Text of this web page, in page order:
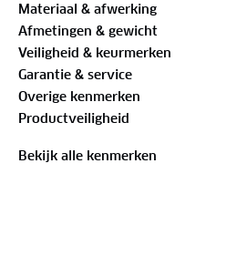
gemaakt van roestvrij staal en
drankenhouders, zoals in de
of in de houder van je fiets. Een
met groot gebruiksgemak.
Materiaal & afwerking
Afmetingen & gewicht
Veiligheid & keurmerken
Garantie & service
Overige kenmerken
Productveiligheid
Bekijk alle kenmerken